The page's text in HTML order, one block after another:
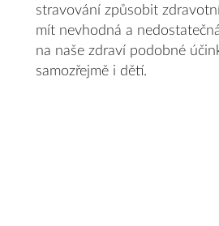
stravování způsobit
mít nevhodná a
na naše zdraví podobné
samozřejmě i dětí.